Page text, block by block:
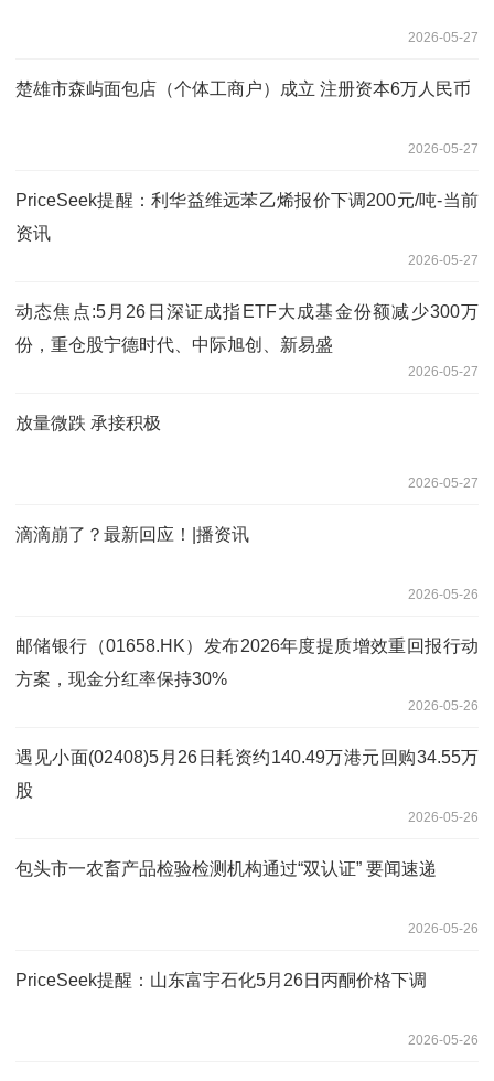
2026-05-27
楚雄市森屿面包店（个体工商户）成立 注册资本6万人民币
2026-05-27
PriceSeek提醒：利华益维远苯乙烯报价下调200元/吨-当前
资讯
2026-05-27
动态焦点:5月26日深证成指ETF大成基金份额减少300万
份，重仓股宁德时代、中际旭创、新易盛
2026-05-27
放量微跌 承接积极
2026-05-27
滴滴崩了？最新回应！|播资讯
2026-05-26
邮储银行（01658.HK）发布2026年度提质增效重回报行动
方案，现金分红率保持30%
2026-05-26
遇见小面(02408)5月26日耗资约140.49万港元回购34.55万
股
2026-05-26
包头市一农畜产品检验检测机构通过“双认证” 要闻速递
2026-05-26
PriceSeek提醒：山东富宇石化5月26日丙酮价格下调
2026-05-26